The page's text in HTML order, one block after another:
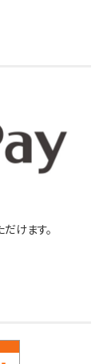
けます。